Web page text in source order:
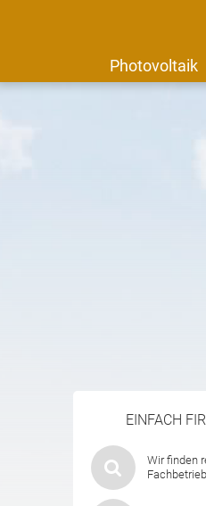
Photovoltaik
EINFACH
Wir finden